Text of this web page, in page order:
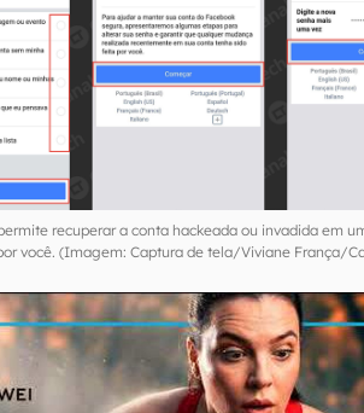
recuperar a conta hackeada ou invadida em
você. (Imagem: Captura de tela/Viviane França/